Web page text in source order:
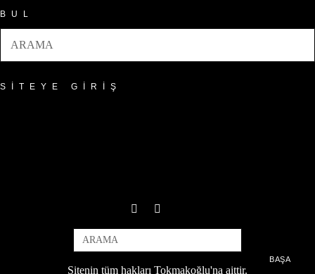
BUL
SITEYE GIRIŞ
Sitenin tüm hakları Tokmakoğlu'na aittir.
BAŞA